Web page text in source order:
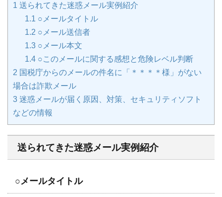
1 送られてきた迷惑メール実例紹介
1.1 ○メールタイトル
1.2 ○メール送信者
1.3 ○メール本文
1.4 ○このメールに関する感想と危険レベル判断
2 国税庁からのメールの件名に「＊＊＊＊様」がない
場合は詐欺メール
3 迷惑メールが届く原因、対策、セキュリティソフト
などの情報
送られてきた迷惑メール実例紹介
○メールタイトル